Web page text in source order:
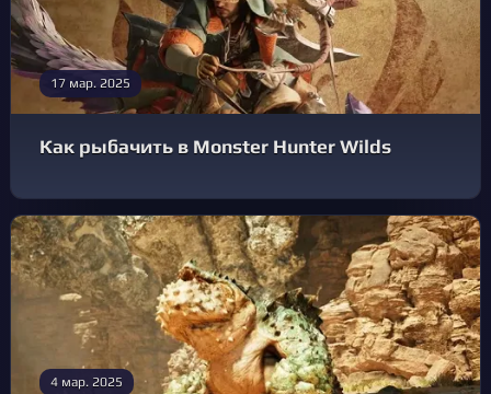
17 мар. 2025
Как рыбачить в Monster Hunter Wilds
4 мар. 2025